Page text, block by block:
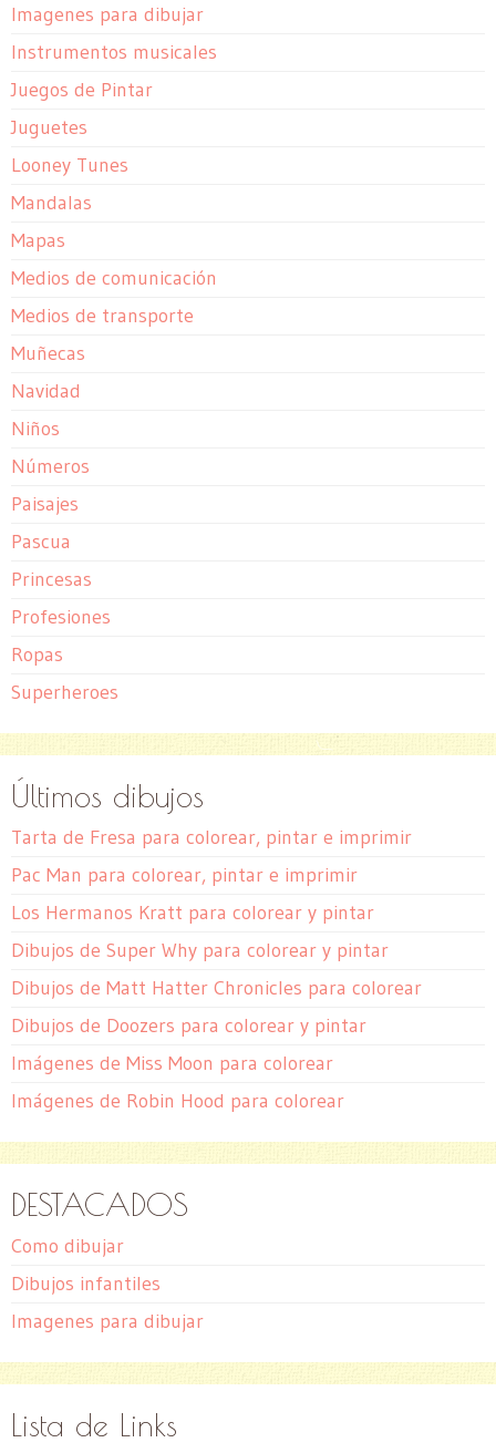
Imagenes para dibujar
Instrumentos musicales
Juegos de Pintar
Juguetes
Looney Tunes
Mandalas
Mapas
Medios de comunicación
Medios de transporte
Muñecas
Navidad
Niños
Números
Paisajes
Pascua
Princesas
Profesiones
Ropas
Superheroes
Últimos dibujos
Tarta de Fresa para colorear, pintar e imprimir
Pac Man para colorear, pintar e imprimir
Los Hermanos Kratt para colorear y pintar
Dibujos de Super Why para colorear y pintar
Dibujos de Matt Hatter Chronicles para colorear
Dibujos de Doozers para colorear y pintar
Imágenes de Miss Moon para colorear
Imágenes de Robin Hood para colorear
DESTACADOS
Como dibujar
Dibujos infantiles
Imagenes para dibujar
Lista de Links